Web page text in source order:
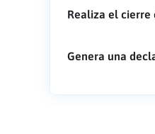
Realiza el cierre
Genera una